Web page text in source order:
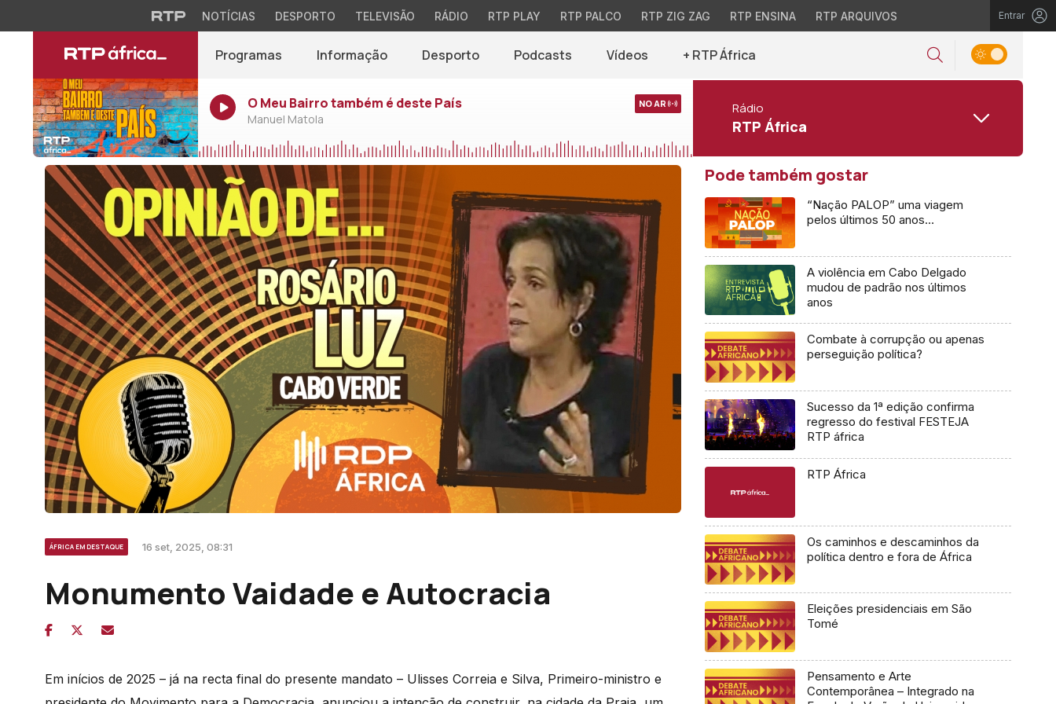
NOTÍCIAS DESPORTO TELEVISÃO RÁDIO RTP PLAY RTP PALCO RTP ZIG ZAG RTP ENSINA RTP ARQUIVOS Entrar
Programas Informação Desporto Podcasts Vídeos + RTP África
O Meu Bairro também é deste País
Manuel Matola
NO AR Rádio
RTP África
ÁFRICA EM DESTAQUE 16 set, 2025, 08:31
Monumento Vaidade e Autocracia
Em inícios de 2025 – já na recta final do presente mandato – Ulisses Correia e Silva, Primeiro-ministro e
Pode também gostar
“Nação PALOP” uma viagem
pelos últimos 50 anos…
A violência em Cabo Delgado
mudou de padrão nos últimos
anos
Combate à corrupção ou apenas
perseguição política?
Sucesso da 1ª edição confirma
regresso do festival FESTEJA
RTP áfrica
RTP África
Os caminhos e descaminhos da
política dentro e fora de África
Eleições presidenciais em São
Tomé
Pensamento e Arte
Contemporânea – Integrado na